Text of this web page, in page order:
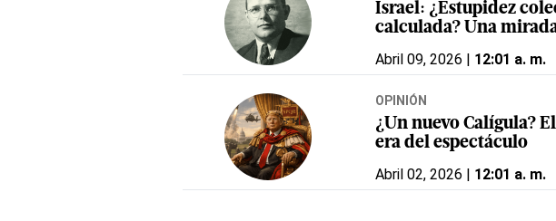
Israel: ¿Estupidez
calculada? Una
Abril 09, 2026 | 12:01 a. m.
OPINIÓN
¿Un nuevo Calígula?
era del espectáculo
Abril 02, 2026 | 12:01 a. m.